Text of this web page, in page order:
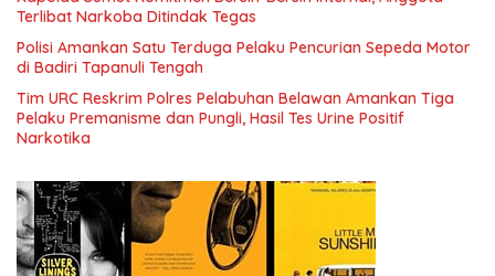
Terlibat Narkoba Ditindak Tegas
Polisi Amankan Satu Terduga Pelaku Pencurian Sepeda Motor
di Badiri Tapanuli Tengah
Tim URC Reskrim Polres Pelabuhan Belawan Amankan Tiga
Pelaku Premanisme dan Pungli, Hasil Tes Urine Positif
Narkotika